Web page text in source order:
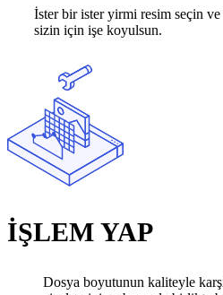
İster bir ister yirmi resim seçin ve
sizin için işe koyulsun.
İŞLEM YAP
Dosya boyutunun kaliteyle